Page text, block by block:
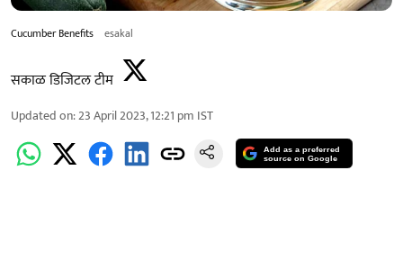
Cucumber Benefits esakal
सकाळ डिजिटल टीम
Updated on:23 April 2023, 12:21 pm IST
Add as a preferred
source on Google